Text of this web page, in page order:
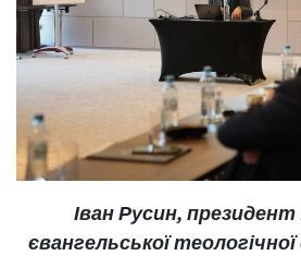
Іван Русин, президент
євангельської